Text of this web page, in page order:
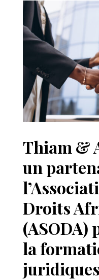
Thiam &
un
Droits
(ASODA)
la